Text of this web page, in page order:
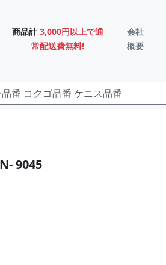
商品計 3,000円以上で通
常配送費無料!
会社
概要
9045